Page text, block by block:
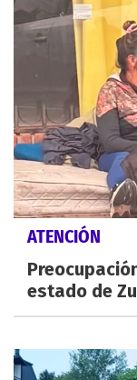
ATENCIÓN
estado de